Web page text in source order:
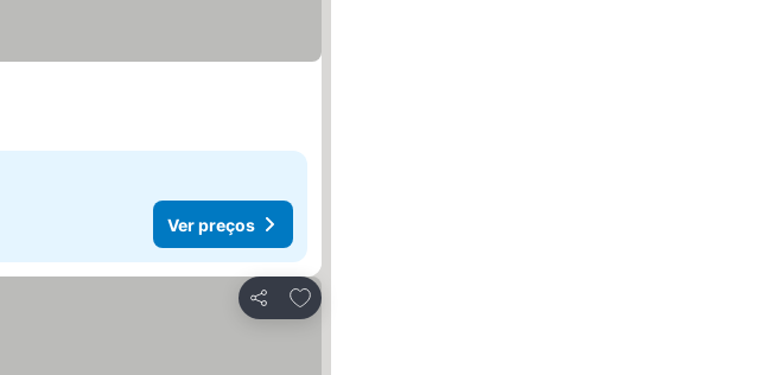
Ver preços
Partilhar
Adicionar aos favoritos